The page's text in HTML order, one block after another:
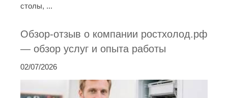
столы, ...
Обзор-отзыв о компании ростхолод.рф
— обзор услуг и опыта работы
02/07/2026